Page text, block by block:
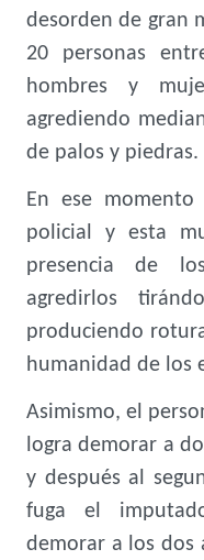
desorden de gran
20 personas
hombres y
agrediendo
de palos y piedras.
En ese momento
policial y esta
presencia de
agredirlos
produciendo
humanidad de los
Asimismo, el
logra demorar a
y después al
fuga el
demorar a los dos